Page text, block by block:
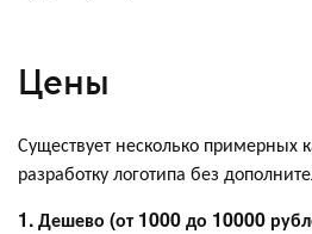
Цены
Существует несколько примерных
разработку логотипа без
1. Дешево (от 1000 до 10000